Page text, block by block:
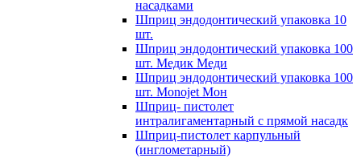
насадками
Шприц эндодонтический упаковка 10
шт.
Шприц эндодонтический упаковка 100
шт. Медик Меди
Шприц эндодонтический упаковка 100
шт. Monojet Мон
Шприц- пистолет
интралигаментарный с прямой насадк
Шприц-пистолет карпульный
(инглометарный)